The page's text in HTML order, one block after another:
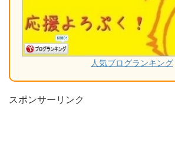
人気ブログランキング
スポンサーリンク